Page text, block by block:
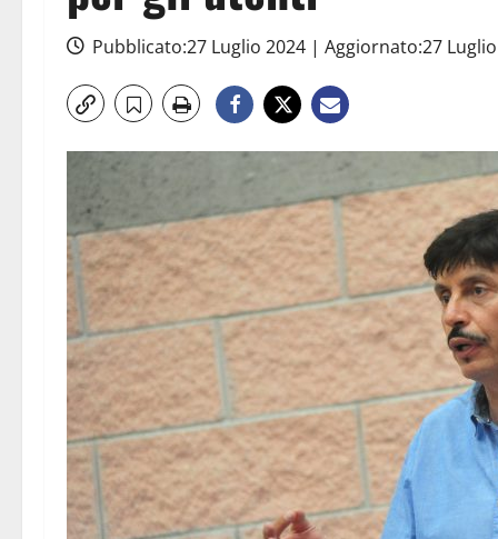
Pubblicato:27 Luglio 2024 | Aggiornato:27